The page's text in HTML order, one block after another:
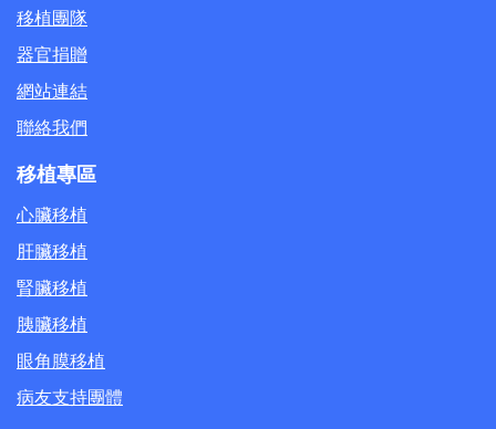
移植團隊
器官捐贈
網站連結
聯絡我們
移植專區
心臟移植
肝臟移植
腎臟移植
胰臟移植
眼角膜移植
病友支持團體